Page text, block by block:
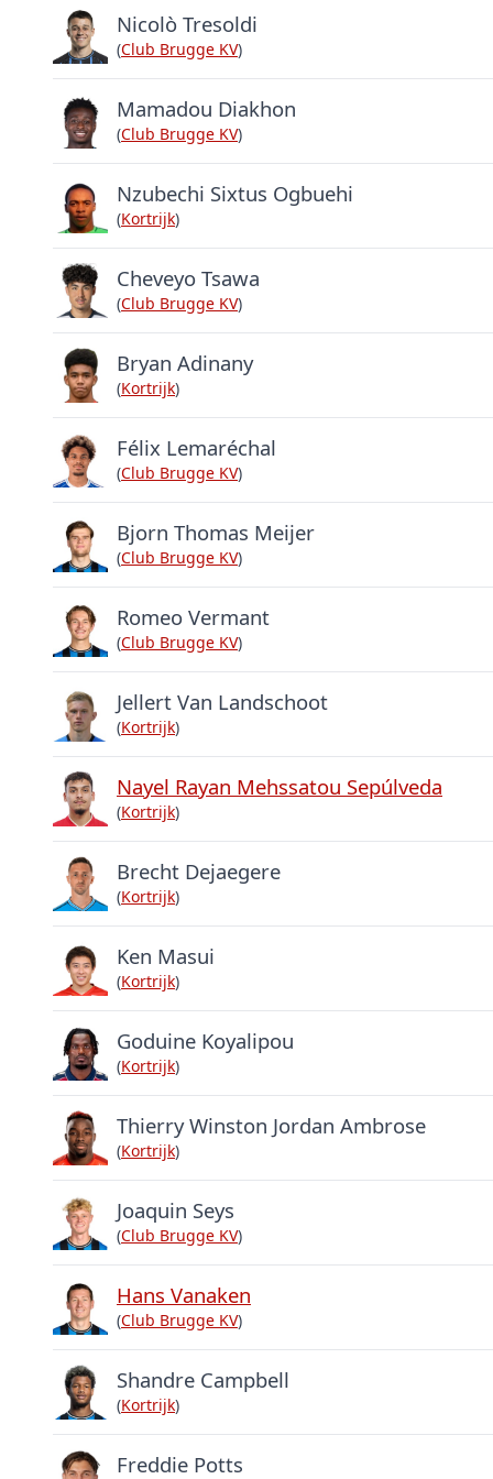
Nicolò Tresoldi
(Club Brugge KV)
Mamadou Diakhon
(Club Brugge KV)
Nzubechi Sixtus Ogbuehi
(Kortrijk)
Cheveyo Tsawa
(Club Brugge KV)
Bryan Adinany
(Kortrijk)
Félix Lemaréchal
(Club Brugge KV)
Bjorn Thomas Meijer
(Club Brugge KV)
Romeo Vermant
(Club Brugge KV)
Jellert Van Landschoot
(Kortrijk)
Nayel Rayan Mehssatou Sepúlveda
(Kortrijk)
Brecht Dejaegere
(Kortrijk)
Ken Masui
(Kortrijk)
Goduine Koyalipou
(Kortrijk)
Thierry Winston Jordan Ambrose
(Kortrijk)
Joaquin Seys
(Club Brugge KV)
Hans Vanaken
(Club Brugge KV)
Shandre Campbell
(Kortrijk)
Freddie Potts